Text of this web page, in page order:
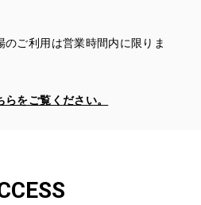
のご利用は営業時間内に限りま
をご覧ください。